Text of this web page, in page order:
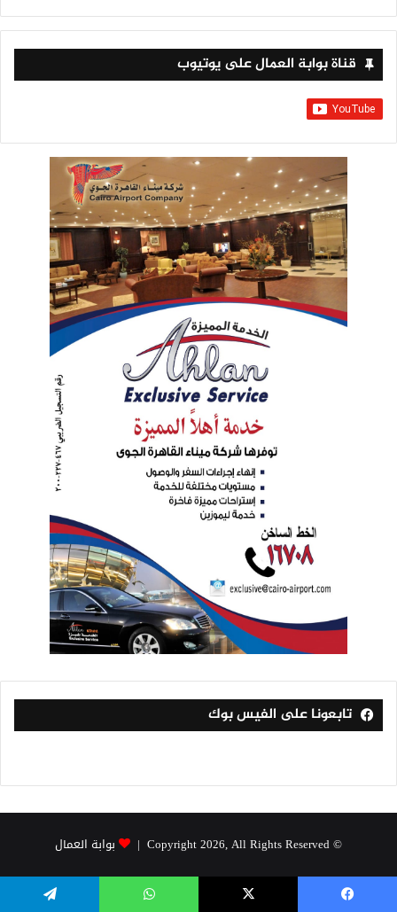
قناة بوابة العمال على يوتيوب
تابعونا على الفيس بوك
© Copyright 2026, All Rights Reserved | بوابة العمال